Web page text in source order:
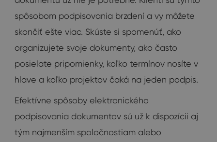
spôsobom podpisovania brzdení a vy môžete
skončiť ešte viac. Skúste si spomenúť, ako
organizujete svoje dokumenty, ako často
posielate pripomienky, koľko termínov nosíte v
hlave a koľko projektov čaká na jeden podpis.
Efektívne spôsoby elektronického
podpisovania dokumentov sú už k dispozícii aj
tým najmenším spoločnostiam alebo